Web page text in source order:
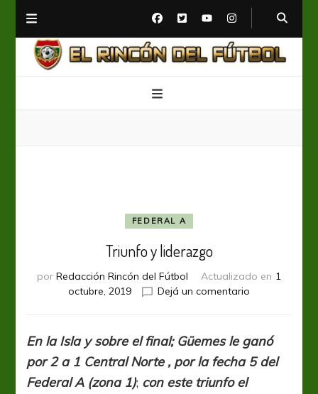
FEDERAL A
Triunfo y liderazgo
por Redacción Rincón del Fútbol Actualizado en 1
octubre, 2019
Dejá un comentario
liderazgo
En la Isla y sobre el final; Güemes le ganó
por 2 a 1 Central Norte , por la fecha 5 del
Federal A (zona 1); con este triunfo el